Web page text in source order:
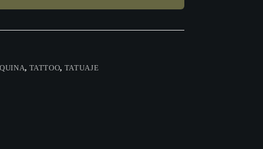
, TATTOO, TATUAJE